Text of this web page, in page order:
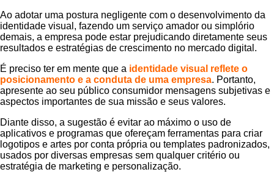
Ao adotar uma postura negligente com o desenvolvimento da
identidade visual, fazendo um serviço amador ou simplório
demais, a empresa pode estar prejudicando diretamente seus
resultados e estratégias de crescimento no mercado digital.
É preciso ter em mente que a identidade visual reflete o
posicionamento e a conduta de uma empresa. Portanto,
apresente ao seu público consumidor mensagens subjetivas e
aspectos importantes de sua missão e seus valores.
Diante disso, a sugestão é evitar ao máximo o uso de
aplicativos e programas que ofereçam ferramentas para criar
logotipos e artes por conta própria ou templates padronizados,
usados por diversas empresas sem qualquer critério ou
estratégia de marketing e personalização.